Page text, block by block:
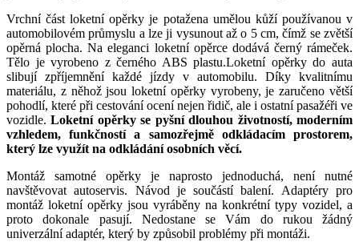
Vrchní část loketní opěrky je potažena umělou kůží používanou v
automobilovém průmyslu a lze ji vysunout až o 5 cm, čímž se zvětší
opěrná plocha. Na eleganci loketní opěrce dodává černý rámeček.
Tělo je vyrobeno z černého ABS plastu.Loketní opěrky do auta
slibují zpříjemnění každé jízdy v automobilu. Díky kvalitnímu
materiálu, z něhož jsou loketní opěrky vyrobeny, je zaručeno větší
pohodlí, které při cestování ocení nejen řidič, ale i ostatní pasažéři ve
vozidle.Loketní opěrky se pyšní dlouhou životností, moderním
vzhledem, funkčností a samozřejmě odkládacím prostorem,
který lze využít na odkládání osobních věcí.
Montáž samotné opěrky je naprosto jednoduchá, není nutné
navštěvovat autoservis. Návod je součástí balení. Adaptéry pro
montáž loketní opěrky jsou vyráběny na konkrétní typy vozidel, a
proto dokonale pasují. Nedostane se Vám do rukou žádný
univerzální adaptér, který by způsobil problémy při montáži.